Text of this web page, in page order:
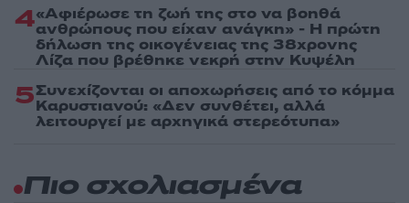
4«Αφιέρωσε τη ζωή της στο να βοηθά
ανθρώπους που είχαν ανάγκη» - Η πρώτη
δήλωση της οικογένειας της 38χρονης
Λίζα που βρέθηκε νεκρή στην Κυψέλη
5Συνεχίζονται οι αποχωρήσεις από το κόμμα
Καρυστιανού: «Δεν συνθέτει, αλλά
λειτουργεί με αρχηγικά στερεότυπα»
Πιο σχολιασμένα